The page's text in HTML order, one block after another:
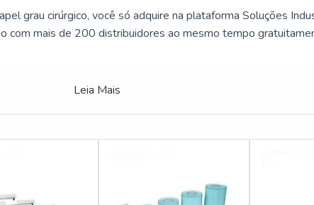
grau cirúrgico, você só adquire na plataforma Soluções
com mais de 200 distribuidores ao mesmo tempo
Leia Mais